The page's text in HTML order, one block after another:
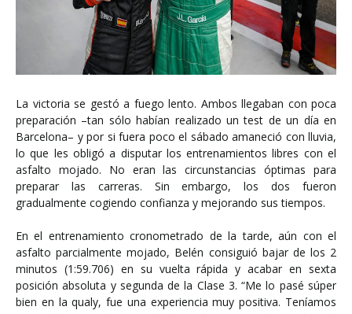
La victoria se gestó a fuego lento. Ambos llegaban con poca
preparación –tan sólo habían realizado un test de un día en
Barcelona– y por si fuera poco el sábado amaneció con lluvia,
lo que les obligó a disputar los entrenamientos libres con el
asfalto mojado. No eran las circunstancias óptimas para
preparar las carreras. Sin embargo, los dos fueron
gradualmente cogiendo confianza y mejorando sus tiempos.
En el entrenamiento cronometrado de la tarde, aún con el
asfalto parcialmente mojado, Belén consiguió bajar de los 2
minutos (1:59.706) en su vuelta rápida y acabar en sexta
posición absoluta y segunda de la Clase 3. “Me lo pasé súper
bien en la qualy, fue una experiencia muy positiva. Teníamos